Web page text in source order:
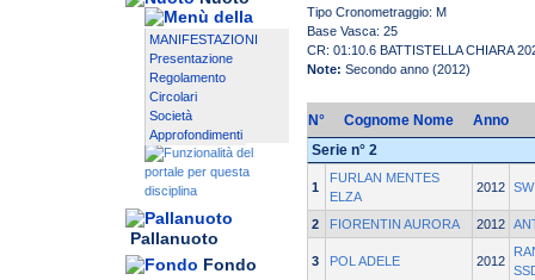
MANIFESTAZIONI
Presentazione
Regolamento
Circolari
Società
Approfondimenti
Pallanuoto
Fondo
Tipo Cronometraggio: M
Base Vasca: 25
CR: 01:10.6 BATTISTELLA CHIARA
Note: Secondo anno (2012)
N° Cognome Nome
Anno
Serie n° 2
1
FURLAN MENTES
ELZA
2012
2 FIORENTIN AURORA 2012
3 POL ADELE 2012